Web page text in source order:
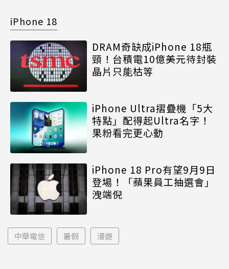
iPhone 18
DRAM奇缺成iPhone 18瓶
頸！台積電10億美元待封裝
晶片只能枯等
iPhone Ultra摺疊機「5大
特點」配得起Ultra名字！
果粉看完更心動
iPhone 18 Pro有望9月9日
登場！「蘋果員工抽選會」
洩端倪
中華電信 暑假 漫遊